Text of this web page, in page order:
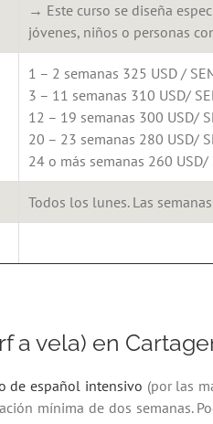
→ Este curso se diseña
jóvenes, niños o personas
1 – 2 semanas 325 USD /
3 – 11 semanas 310 USD/
12 – 19 semanas 300 USD/
20 – 23 semanas 280 USD/
24 o más semanas 260 USD/
Todos los lunes. Las
a vela) en
de español intensivo (por las
mínima de dos semanas.